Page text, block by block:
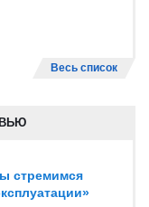
Весь список
стремимся